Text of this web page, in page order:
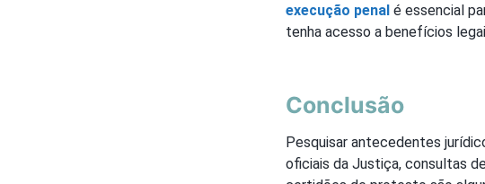
execução penal é essencial
tenha acesso a benefícios
Conclusão
Pesquisar antecedentes
oficiais da Justiça, consultas